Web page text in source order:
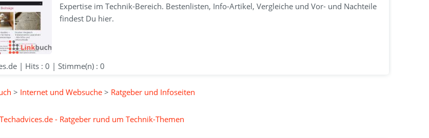
Expertise im Technik-Bereich. Bestenlisten, Info-Artikel, Vergleiche und Vor- und Nachteile
findest Du hier.
| Hits : 0 | Stimme(n) : 0
> Internet und Websuche > Ratgeber und Infoseiten
Techadvices.de - Ratgeber rund um Technik-Themen